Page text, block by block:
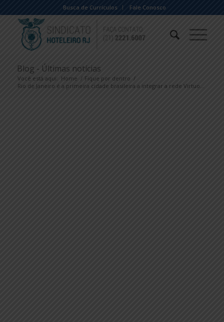
Busca de Currículos Fale Conosco
Blog - Últimas notícias
Você está aqui: Home / Fique por dentro /
Rio de Janeiro é a primeira cidade brasileira a integrar a rede Virtuo...